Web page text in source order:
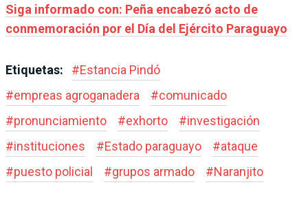
Siga informado con: Peña encabezó acto de
conmemoración por el Día del Ejército Paraguayo
Etiquetas: #Estancia Pindó
#empreas agroganadera #comunicado
#pronunciamiento #exhorto #investigación
#instituciones #Estado paraguayo #ataque
#puesto policial #grupos armado #Naranjito